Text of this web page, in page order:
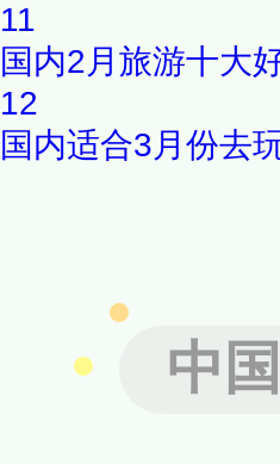
11
国内2月旅游十大
12
国内适合3月份去
中